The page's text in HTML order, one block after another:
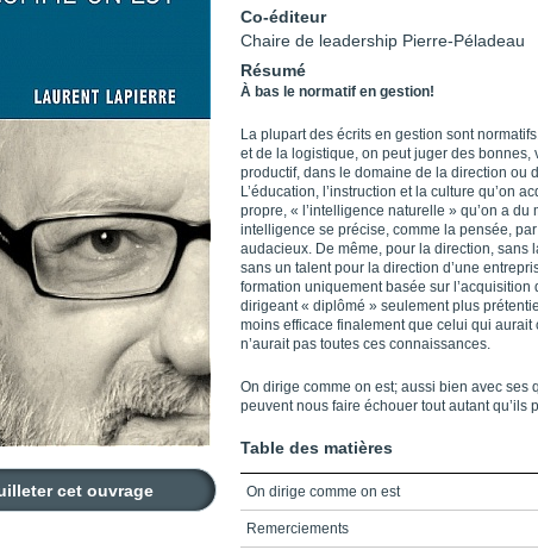
cet ouvrage
Co-éditeur
Chaire de leadership Pierre-Péladeau
Résumé
À bas le normatif en gestion!
La plupart des écrits en gestion sont
et de la logistique, on peut juger des bonnes,
productif, dans le domaine de la direction ou
L’éducation, l’instruction et la culture qu’on
propre, « l’intelligence naturelle » qu’on a du
intelligence se précise, comme la pensée,
audacieux. De même, pour la direction, sans
sans un talent pour la direction d’une
formation uniquement basée sur
dirigeant « diplômé » seulement plus
moins efficace finalement que celui qui aurait
n’aurait pas toutes ces connaissances.
On dirige comme on est; aussi bien avec ses
peuvent nous faire échouer tout autant qu’ils
Table des matières
On dirige comme on est
Remerciements